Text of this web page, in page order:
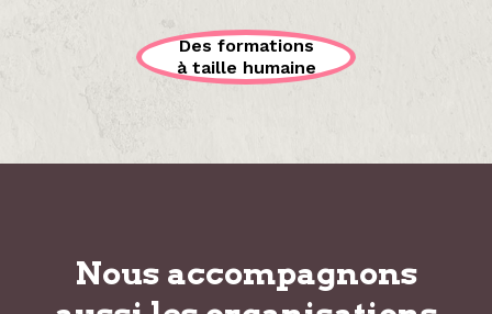
Des formations
à taille humaine
Nous accompagnons